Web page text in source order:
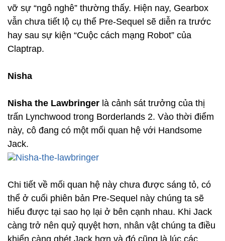
vỡ sự “ngô nghê” thường thấy. Hiện nay, Gearbox
vẫn chưa tiết lộ cụ thể Pre-Sequel sẽ diễn ra trước
hay sau sự kiện “Cuộc cách mạng Robot” của
Claptrap.
Nisha
Nisha the Lawbringer là cảnh sát trưởng của thị
trấn Lynchwood trong Borderlands 2. Vào thời điểm
này, cô đang có một mối quan hệ với Handsome
Jack.
Chi tiết về mối quan hệ này chưa được sáng tỏ, có
thể ở cuối phiên bản Pre-Sequel này chúng ta sẽ
hiểu được tại sao họ lại ở bên cạnh nhau. Khi Jack
càng trở nên quỷ quyệt hơn, nhân vật chúng ta điều
khiển càng ghét Jack hơn và đó cũng là lúc các